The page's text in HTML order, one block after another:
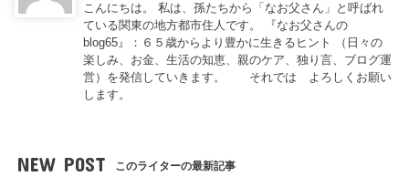
こんにちは。 私は、孫たちから「なお父さん」と呼ばれ
ている関東の地方都市住人です。 『なお父さんの
blog65』：６５歳からより豊かに生きるヒント （日々の
楽しみ、お金、生活の知恵、親のケア、独り言、ブログ運
営）を発信していきます。 それでは よろしくお願い
します。
NEW POST このライターの最新記事